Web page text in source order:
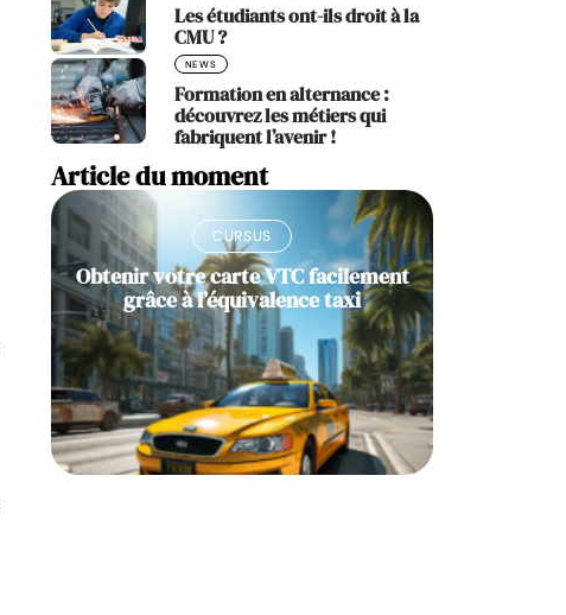
Les étudiants ont-ils droit à la
CMU ?
NEWS
Formation en alternance :
découvrez les métiers qui
fabriquent l’avenir !
Article du moment
CURSUS
Obtenir votre carte VTC facilement
grâce à l’équivalence taxi